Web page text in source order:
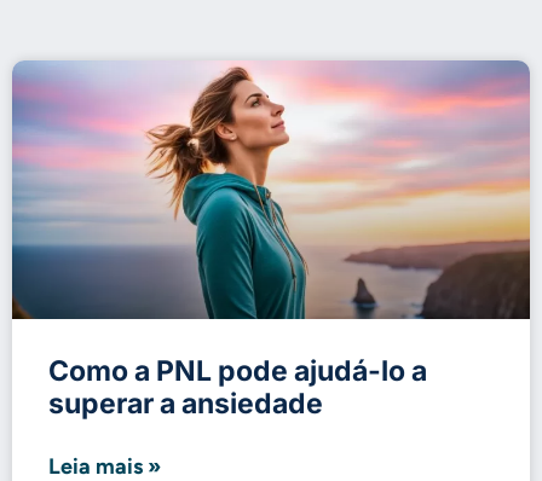
Como a PNL pode ajudá-lo a
superar a ansiedade
Leia mais »